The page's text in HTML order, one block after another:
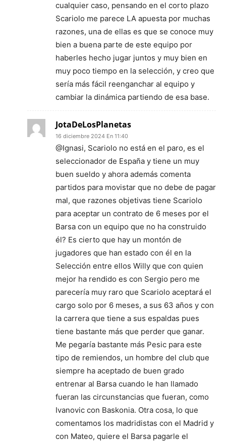
cualquier caso, pensando en el corto plazo
Scariolo me parece LA apuesta por muchas
razones, una de ellas es que se conoce muy
bien a buena parte de este equipo por
haberles hecho jugar juntos y muy bien en
muy poco tiempo en la selección, y creo que
sería más fácil reenganchar al equipo y
cambiar la dinámica partiendo de esa base.
JotaDeLosPlanetas
16 diciembre 2024 En 11:40
@Ignasi, Scariolo no está en el paro, es el
seleccionador de España y tiene un muy
buen sueldo y ahora además comenta
partidos para movistar que no debe de pagar
mal, que razones objetivas tiene Scariolo
para aceptar un contrato de 6 meses por el
Barsa con un equipo que no ha construido
él? Es cierto que hay un montón de
jugadores que han estado con él en la
Selección entre ellos Willy que con quien
mejor ha rendido es con Sergio pero me
parecería muy raro que Scariolo aceptará el
cargo solo por 6 meses, a sus 63 años y con
la carrera que tiene a sus espaldas pues
tiene bastante más que perder que ganar.
Me pegaría bastante más Pesic para este
tipo de remiendos, un hombre del club que
siempre ha aceptado de buen grado
entrenar al Barsa cuando le han llamado
fueran las circunstancias que fueran, como
Ivanovic con Baskonia. Otra cosa, lo que
comentamos los madridistas con el Madrid y
con Mateo, quiere el Barsa pagarle el